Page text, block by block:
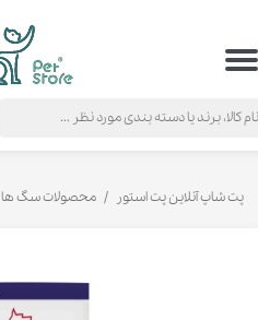
حساب کاربری من
خروج از حساب کاربری
پت شاپ آنلاین پت استور محصولات سگ ها